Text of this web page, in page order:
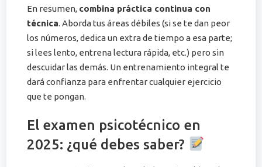
En resumen, combina práctica continua con
técnica. Aborda tus áreas débiles (si se te dan peor
los números, dedica un extra de tiempo a esa parte;
si lees lento, entrena lectura rápida, etc.) pero sin
descuidar las demás. Un entrenamiento integral te
dará confianza para enfrentar cualquier ejercicio
que te pongan​.
El examen psicotécnico en
2025: ¿qué debes saber?